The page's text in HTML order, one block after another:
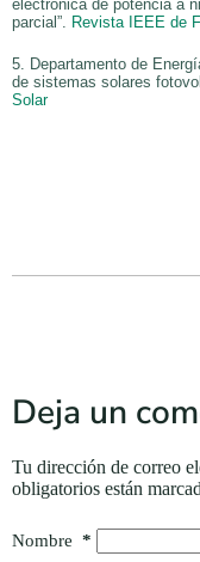
electrónica de potencia a
parcial”. Revista IEEE de
5. Departamento de
de sistemas solares
Solar
Deja un
Tu dirección de correo
obligatorios están
Nombre *